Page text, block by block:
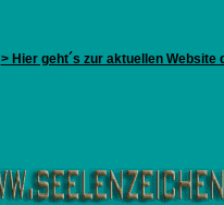
> Hier geht´s zur aktuellen